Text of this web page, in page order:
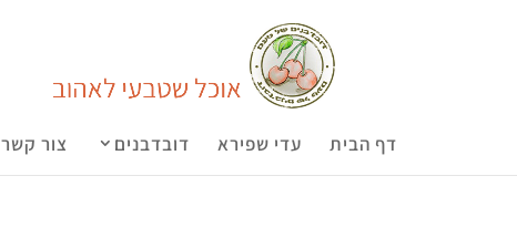
דף הבית עדי שפירא דובדבנים צור קשר